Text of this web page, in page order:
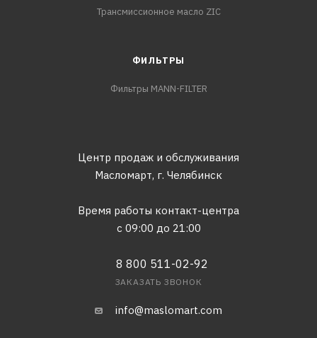
Трансмиссионное масло ZIC
ФИЛЬТРЫ
Фильтры MANN-FILTER
Центр продаж и обслуживания
Масломарт, г. Челябинск
Время работы контакт-центра
с 09:00 до 21:00
8 800 511-02-92
ЗАКАЗАТЬ ЗВОНОК
info@maslomart.com